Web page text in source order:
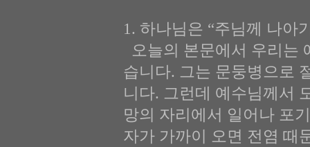
1. 하나님은 “주님께 나아
오늘의 본문에서 우리는
습니다. 그는 문둥병으로
니다. 그런데 예수님께서
망의 자리에서 일어나 포
자가 가까이 오면 전염 때